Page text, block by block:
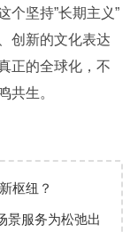
个坚持”长期主义”
创新的文化表达
正的全球化，不
共生。
枢纽？
景服务为松弛出